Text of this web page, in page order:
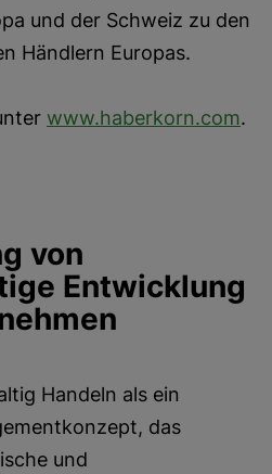
und der Schweiz zu den
Händlern Europas.
www.haberkorn.com.
von
Entwicklung
Handeln als ein
das
und